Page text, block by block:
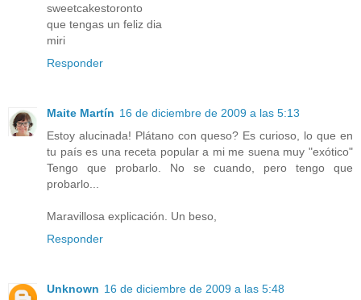
sweetcakestoronto
que tengas un feliz dia
miri
Responder
Maite Martín 16 de diciembre de 2009 a las 5:13
Estoy alucinada! Plátano con queso? Es curioso, lo que en
tu país es una receta popular a mi me suena muy "exótico"
Tengo que probarlo. No se cuando, pero tengo que
probarlo...
Maravillosa explicación. Un beso,
Responder
Unknown 16 de diciembre de 2009 a las 5:48